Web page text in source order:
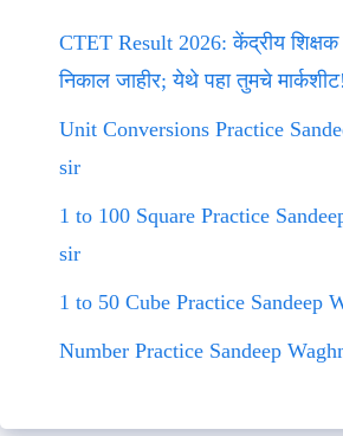
CTET Result 2026: केंद्रीय शिक्षक
निकाल जाहीर; येथे पहा तुमचे मार्कशीट!
Unit Conversions Practice
sir
1 to 100 Square Practice
sir
1 to 50 Cube Practice Sandeep
Number Practice Sandeep